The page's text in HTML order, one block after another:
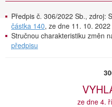
Předpis č. 306/2022 Sb., zdroj:
částka 140, ze dne 11. 10. 2022
Stručnou charakteristiku změn
předpisu
ze dne 4.